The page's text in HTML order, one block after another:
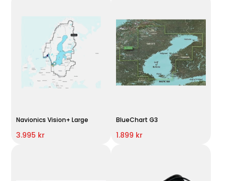
Navionics Vision+ Large
3.995 kr
BlueChart G3
1.899 kr